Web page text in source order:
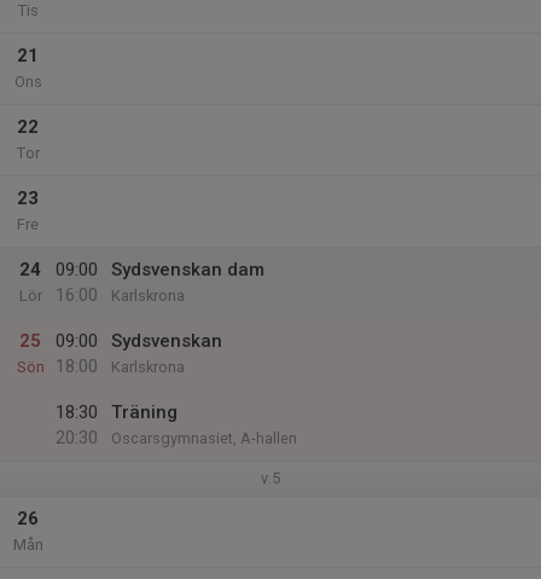
Tis
21
Ons
22
Tor
23
Fre
24
Lör
09:00
16:00
Sydsvenskan dam
Karlskrona
25
Sön
09:00
18:00
Sydsvenskan
Karlskrona
18:30
20:30
Träning
Oscarsgymnasiet, A-hallen
v.5
26
Mån